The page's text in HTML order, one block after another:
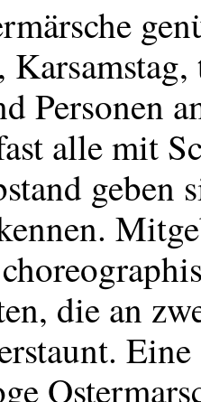
Personen
alle mit
geben
die an